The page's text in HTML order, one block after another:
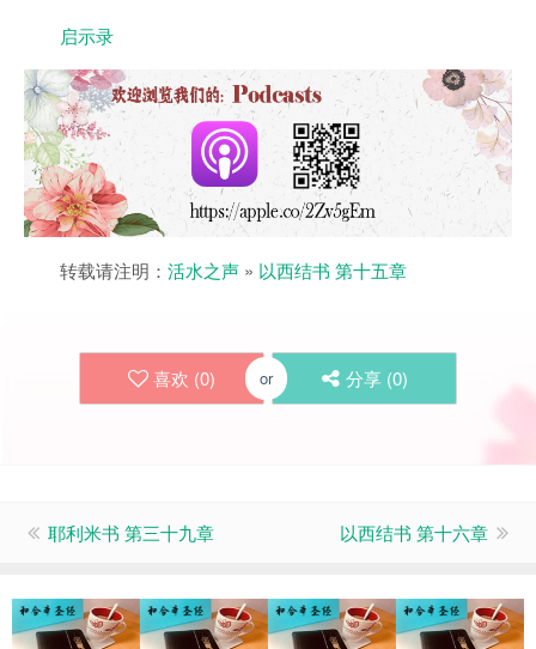
启示录
转载请注明： 活水之声 » 以西结书 第十五章
喜欢 (0) or 分享 (0)
耶利米书 第三十九章 以西结书 第十六章